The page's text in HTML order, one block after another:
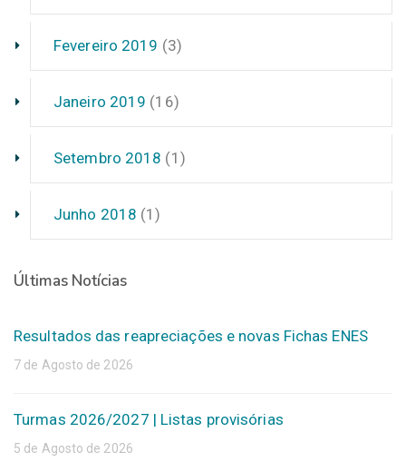
Fevereiro 2019 (3)
Janeiro 2019 (16)
Setembro 2018 (1)
Junho 2018 (1)
Últimas Notícias
Resultados das reapreciações e novas Fichas ENES
7 de Agosto de 2026
Turmas 2026/2027 | Listas provisórias
5 de Agosto de 2026